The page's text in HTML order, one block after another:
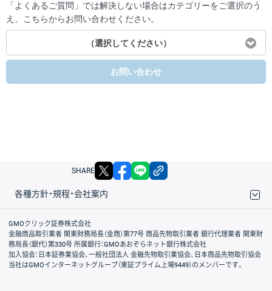
「よくあるご質問」では解決しない場合はカテゴリーをご選択のう
え、こちらからお問い合わせください。
（選択してください）
お問い合わせ
SHARE X facebook
各種方針・規程・会社案内
取引規程・約款
サイトマップ
その他のご案内
個人情報保護方針
最良執行方針
サイトのご利用について
ディスクレイマー
信託保全
リスク説明
会社案内
GMOクリック証券株式会社
金融商品取引業者 関東財務局長（金商）第77号 商品先物取引業者 銀行代理業者 関東財
務局長（銀代）第330号 所属銀行：GMOあおぞらネット銀行株式会社
加入協会：日本証券業協会、一般社団法人 金融先物取引業協会、日本商品先物取引協会
当社はGMOインターネットグループ（東証プライム上場9449）のメンバーです。